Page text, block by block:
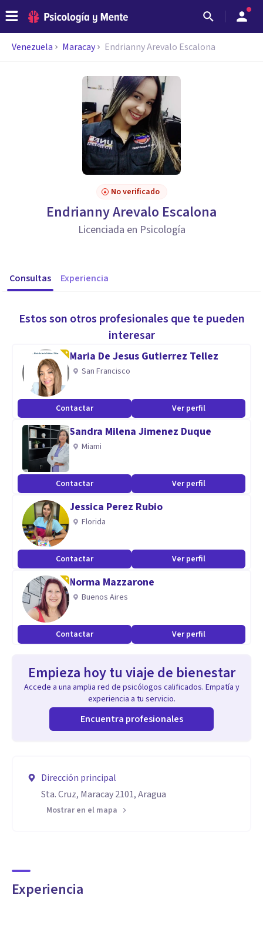
Venezuela Maracay Endrianny Arevalo Escalona
No verificado
Endrianny Arevalo Escalona
Licenciada en Psicología
Consultas Experiencia
Estos son otros profesionales que te pueden
interesar
Maria De Jesus Gutierrez Tellez
San Francisco
Contactar Ver perfil
Sandra Milena Jimenez Duque
Miami
Contactar Ver perfil
Jessica Perez Rubio
Florida
Contactar Ver perfil
Norma Mazzarone
Buenos Aires
Contactar Ver perfil
Empieza hoy tu viaje de bienestar
Accede a una amplia red de psicólogos calificados. Empatía y
experiencia a tu servicio.
Encuentra profesionales
Dirección principal
Sta. Cruz, Maracay 2101, Aragua
Mostrar en el mapa
Experiencia